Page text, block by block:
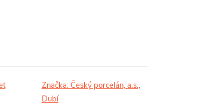
Značka:Český porcelán, a.s.,
Dubí